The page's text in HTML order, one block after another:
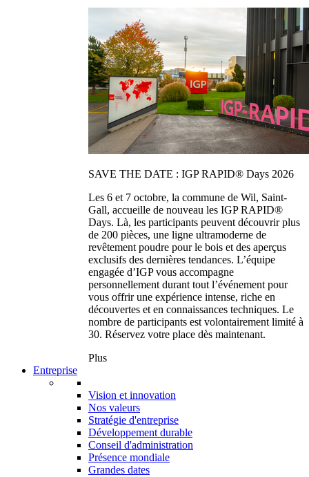
SAVE THE DATE : IGP RAPID® Days 2026
Les 6 et 7 octobre, la commune de Wil, Saint-
Gall, accueille de nouveau les IGP RAPID®
Days. Là, les participants peuvent découvrir plus
de 200 pièces, une ligne ultramoderne de
revêtement poudre pour le bois et des aperçus
exclusifs des dernières tendances. L’équipe
engagée d’IGP vous accompagne
personnellement durant tout l’événement pour
vous offrir une expérience intense, riche en
découvertes et en connaissances techniques. Le
nombre de participants est volontairement limité à
30. Réservez votre place dès maintenant.
Plus
Entreprise
Vision et innovation
Nos valeurs
Stratégie d'entreprise
Développement durable
Conseil d'administration
Présence mondiale
Grandes dates